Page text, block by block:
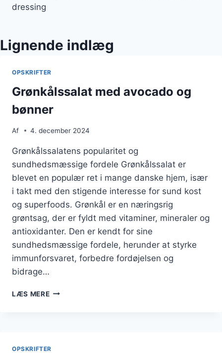
dressing
Lignende indlæg
OPSKRIFTER
Grønkålssalat med avocado og
bønner
Af 4. december 2024
Grønkålssalatens popularitet og
sundhedsmæssige fordele Grønkålssalat er
blevet en populær ret i mange danske hjem, især
i takt med den stigende interesse for sund kost
og superfoods. Grønkål er en næringsrig
grøntsag, der er fyldt med vitaminer, mineraler og
antioxidanter. Den er kendt for sine
sundhedsmæssige fordele, herunder at styrke
immunforsvaret, forbedre fordøjelsen og
bidrage…
LÆS MEREGRØNKÅLSSALAT
OPSKRIFTER